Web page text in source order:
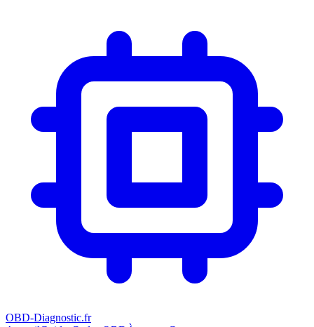
OBD-Diagnostic.fr